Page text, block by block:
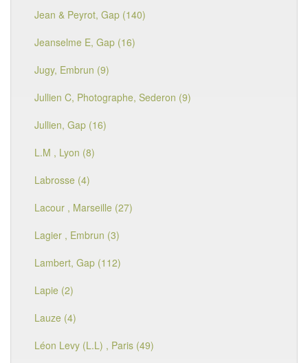
Jean & Peyrot, Gap (140)
Jeanselme E, Gap (16)
Jugy, Embrun (9)
Jullien C, Photographe, Sederon (9)
Jullien, Gap (16)
L.M , Lyon (8)
Labrosse (4)
Lacour , Marseille (27)
Lagier , Embrun (3)
Lambert, Gap (112)
Lapie (2)
Lauze (4)
Léon Levy (L.L) , Paris (49)